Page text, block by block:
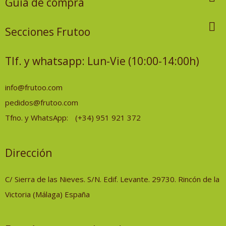
Secciones Frutoo 
Tlf. y whatsapp: Lun-Vie (10:00-14:00h)
info@frutoo.com
pedidos@frutoo.com
Tfno. y WhatsApp:
(+34) 951 921 372
Dirección
C/ Sierra de las Nieves. S/N. Edif. Levante. 29730. Rincón de la
Victoria (Málaga) España